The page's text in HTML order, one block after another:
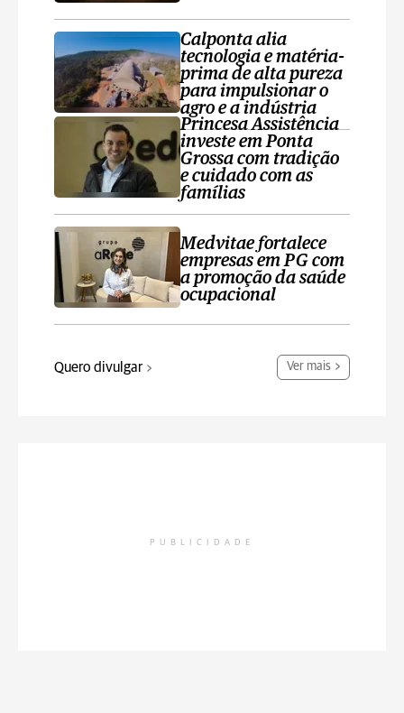
Calponta alia
tecnologia e matéria-
prima de alta pureza
para impulsionar o
agro e a indústria
Princesa Assistência
investe em Ponta
Grossa com tradição
e cuidado com as
famílias
Medvitae fortalece
empresas em PG com
a promoção da saúde
ocupacional
Quero divulgar Ver mais
PUBLICIDADE